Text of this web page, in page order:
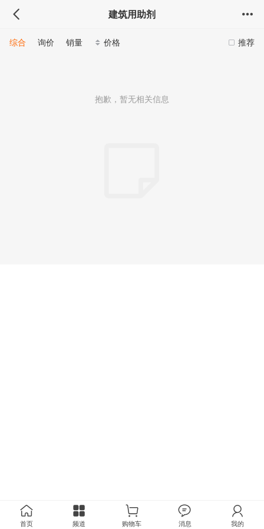
建筑用助剂
推荐
综合 询价 销量 价格
抱歉，暂无相关信息
首页 频道 购物车 消息 我的